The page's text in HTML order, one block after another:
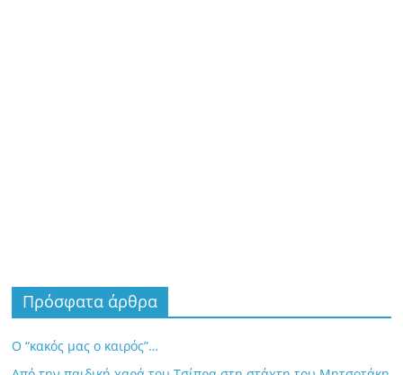
Πρόσφατα άρθρα
Ο “κακός μας ο καιρός”…